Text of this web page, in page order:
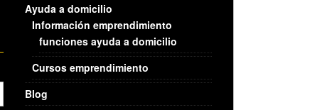
Ayuda a domicilio
Información emprendimiento
funciones ayuda a domicilio
Cursos emprendimiento
Blog